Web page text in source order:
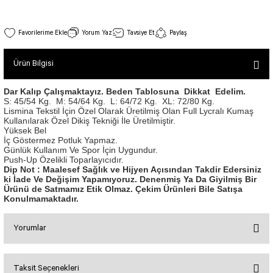
Basic Taytlar
Ve Bel Tayt
Deri Görünümlü Tayt
Tül Detaylı Spor Taytlar
Arkası Büzgülü Tayt
Dekolte Tayt
MODELLİ TAYTLAR
Fermuarlı Taytlar
İp Detaylı Spor Taytlar
Kısa Taytlar
Tulum Kategorisi 2
1 SCRUNCH BUTT TULUM
MAYORKA TULUM
Oslo Tulum
Sunset Tulum
LUNA BACKLESS TULUM
Çapraz İp Detaylı Tulum
Çift Çapraz Tulum
Tek Çapraz Tulum
Tulum Kategorisi 3
Fermuarlı Spor Bra
Halkalı Spor Bra
Viyana Spor Bustiyer
Spor Bustiyer 2
SCULPT LINE SPOR BUSTIYER
Tshirt
BOLERA
Tshirt
V YAKA TSHIRT
Dekolte Tshirt Beyaz Renk 072
Stok Kodu : 073
800,00 TL
Yorum Yaz Tavsiye Et Paylaş
Ürün Bilgisi
Dar Kalıp Çalışmaktayız. Beden Tablosuna Dikkat Edelim.
S: 45/54 Kg.
M: 54/64 Kg. L: 64/72 Kg.
XL: 72/80 Kg.
Lismina Tekstil İçin Özel Olarak Üretilmiş Olan Full Lycralı Kumaş
Kullanılarak Özel Dikiş Tekniği İle Üretilmiştir.
Yüksek Bel
İç Göstermez Potluk Yapmaz.
Günlük Kullanım Ve Spor İçin Uygundur.
Push-Up Özelikli Toparlayıcıdır.
Dip Not : Maalesef Sağlık ve Hijyen Açısından Takdir Edersiniz
ki İade Ve Değişim Yapamıyoruz. Denenmiş Ya Da Giyilmiş Bir
Ürünü de Satmamız Etik Olmaz. Çekim Ürünleri Bile Satışa
Konulmamaktadır.
Yorumlar
Taksit Seçenekleri